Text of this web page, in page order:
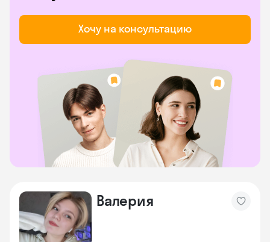
Хочу на консультацию
Валерия